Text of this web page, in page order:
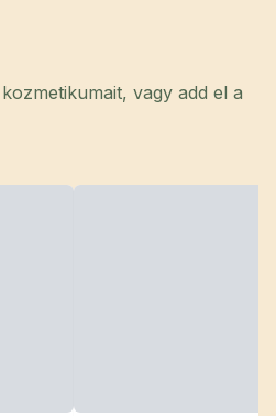
vagy add el a